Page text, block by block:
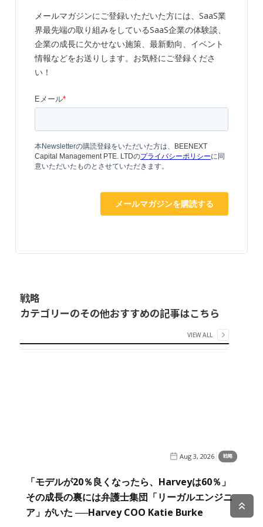
メールマガジンにご登録いただいた方には、SaaS業
界最先端の取り組みをしているSaaS企業の体験談、
企業の成長に欠かせない施策、最新動向、イベント
情報などをお送りします。お気軽にご登録くださ
い！
戦略
カテゴリーのその他おすすめの記事はこちら
VIEW ALL
Aug 3, 2026 戦略
「モデルが20％良くなったら、Harveyは60％」
その成長の裏には弁護士集団「リーガルエンジニ
ア」がいた ──Harvey COO Katie Burke